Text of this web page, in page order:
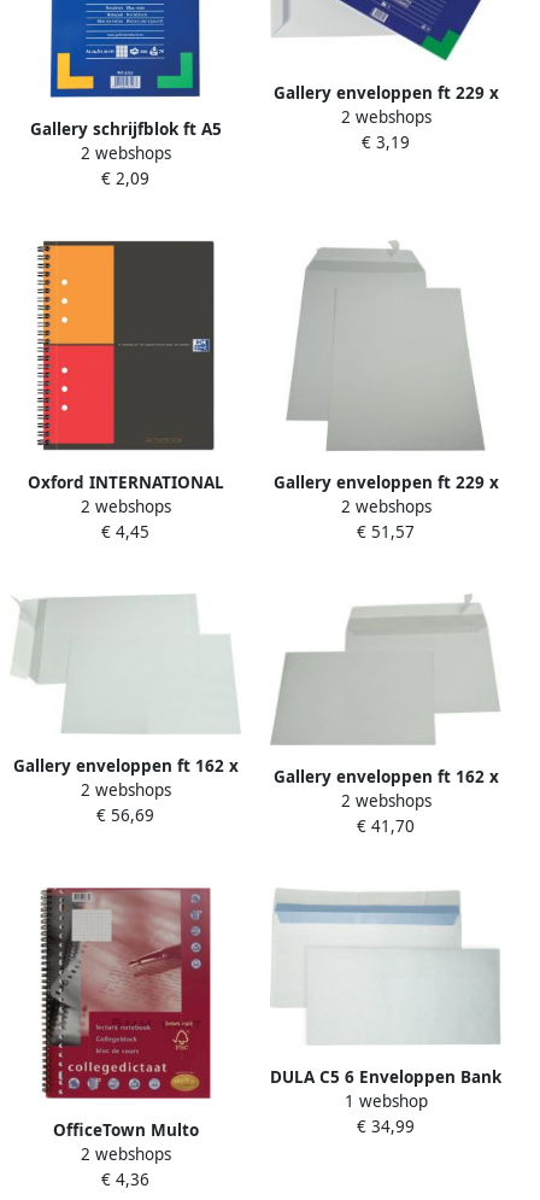
Gallery schrijfblok ft A5
geruit 5 mm blok van 100
vel 10 stuks
2 webshops
€ 2,09
Gallery enveloppen ft 229 x
324 mm gegomd
binnenzijde blauw pak van
2 webshops
€ 3,19
Oxford INTERNATIONAL
activebook 160 bladzijden ft
A5+ geruit 5 mm
2 webshops
€ 4,45
Gallery enveloppen ft 229 x
324 mm stripsluiting
binnenzijde grijs doos van
2 webshops
€ 51,57
Gallery enveloppen ft 162 x
229 mm stripsluiting
binnenzijde grijs doos van
2 webshops
€ 56,69
Gallery enveloppen ft 162 x
229 mm stripsluiting
binnenzijde grijs doos van
2 webshops
€ 41,70
OfficeTown Multo
collegedictaat ft A4 geruit 5
mm 23-gaatsperforatie
2 webshops
€ 4,36
DULA C5 6 Enveloppen Bank
envelop 114 x 229 mm 250
stuks zelfklevend met
1 webshop
€ 34,99